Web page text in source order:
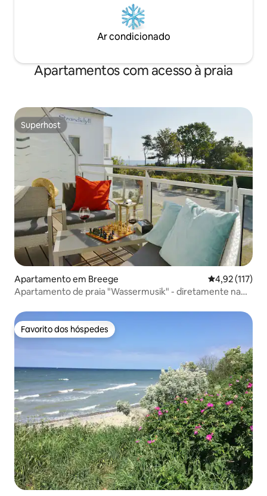
Ar condicionado
Apartamentos com acesso à praia
Superhost
Superhost
Apartamento em Breege Classificação
4,92 (117)
Apartamento de praia "Wassermusik" - diretamente na
Favorito dos hóspedes
Favorito dos hóspedes